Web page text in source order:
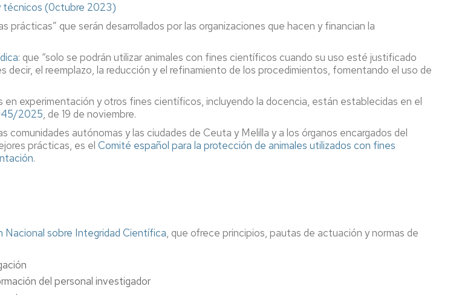
Adquisición
de
(autorizado)
Videotutoriales
Guías
Exposiciones
y
Act.
técnicos (0ctubre 2023)
que serán desarrollados por las organizaciones que hacen y financian la
: que “solo se podrán utilizar animales con fines científicos cuando su uso esté justificado
el reemplazo, la reducción y el refinamiento de los procedimientos, fomentando el uso de
experimentación y otros fines científicos, incluyendo la docencia, están establecidas en el
2025, de 19 de noviembre.
comunidades autónomas y las ciudades de Ceuta y Melilla y a los órganos encargados del
prácticas, es el Comité español para la protección de animales utilizados con fines
.
Nacional sobre Integridad Científica, que ofrece principios, pautas de actuación y normas de
del personal investigador